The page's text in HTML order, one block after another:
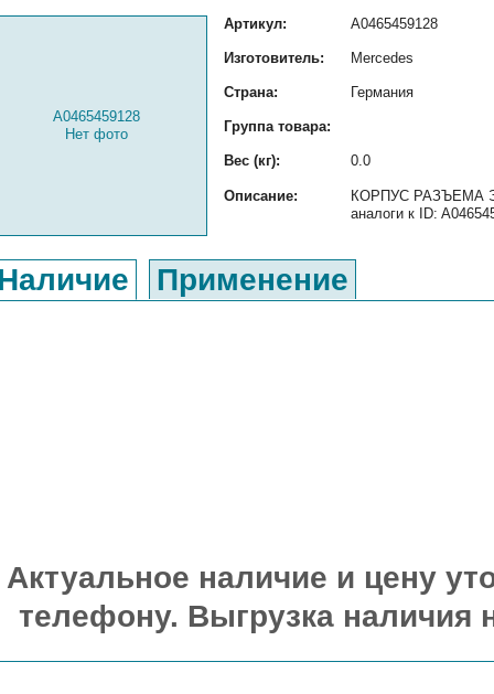
A0465459128
Нет фото
Артикул: A0465459128
Изготовитель: Mercedes
Страна: Германия
Группа товара:
Вес (кг): 0.0
Описание:
КОРПУС РАЗЪЕМА
аналоги к ID:
Применение
Актуальное наличие и цену
телефону. Выгрузка наличия